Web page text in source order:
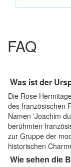
FAQ
Was ist der
Die Rose
des französischen
Namen 'Joachim
berühmten
zur Gruppe der
historischen
Wie sehen die